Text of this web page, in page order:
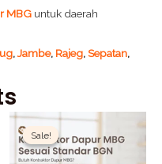
MBG untuk daerah
,Jambe, Rajeg,Sepatan,
Sale!
Sale!
Original
was:
Rp1.500.000.
price